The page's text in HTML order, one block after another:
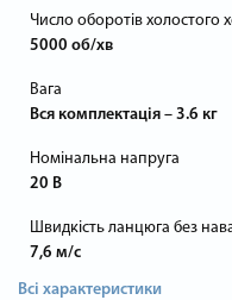
Число оборотів холостого
5000 об/хв
Вага
Вся комплектація – 3.6 кг
Номінальна напруга
20 В
Швидкість ланцюга без
7,6 м/с
Всі характеристики